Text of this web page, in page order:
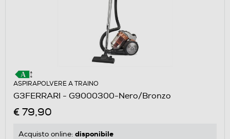
ASPIRAPOLVERE A TRAINO
G3FERRARI - G9000300-Nero/Bronzo
€ 79,90
Acquisto online: disponibile